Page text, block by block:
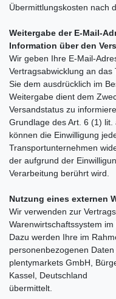
Übermittlungskosten nach
Weitergabe der E-Mail-
Information über den
Wir geben Ihre E-Mail-
Vertragsabwicklung an
Sie dem ausdrücklich im
Weitergabe dient dem
Versandstatus zu
Grundlage des Art. 6 (1)
können die Einwilligung
Transportunternehmen
der aufgrund der
Verarbeitung berührt wird.
Nutzung eines externen
Wir verwenden zur
Warenwirtschaftssystem
Dazu werden Ihre im
personenbezogenen Daten
plentymarkets GmbH,
Kassel, Deutschland
übermittelt.